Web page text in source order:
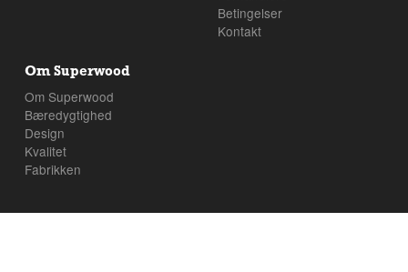
Betingelser
Kontakt
Om Superwood
Om Superwood
Bæredygtighed
Design
Kvalitet
Fabrikken